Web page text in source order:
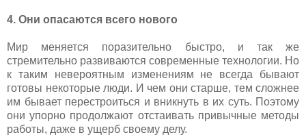
4. Они опасаются всего нового
Мир меняется поразительно быстро, и так же
стремительно развиваются современные технологии. Но
к таким невероятным изменениям не всегда бывают
готовы некоторые люди. И чем они старше, тем сложнее
им бывает перестроиться и вникнуть в их суть. Поэтому
они упорно продолжают отстаивать привычные методы
работы, даже в ущерб своему делу.